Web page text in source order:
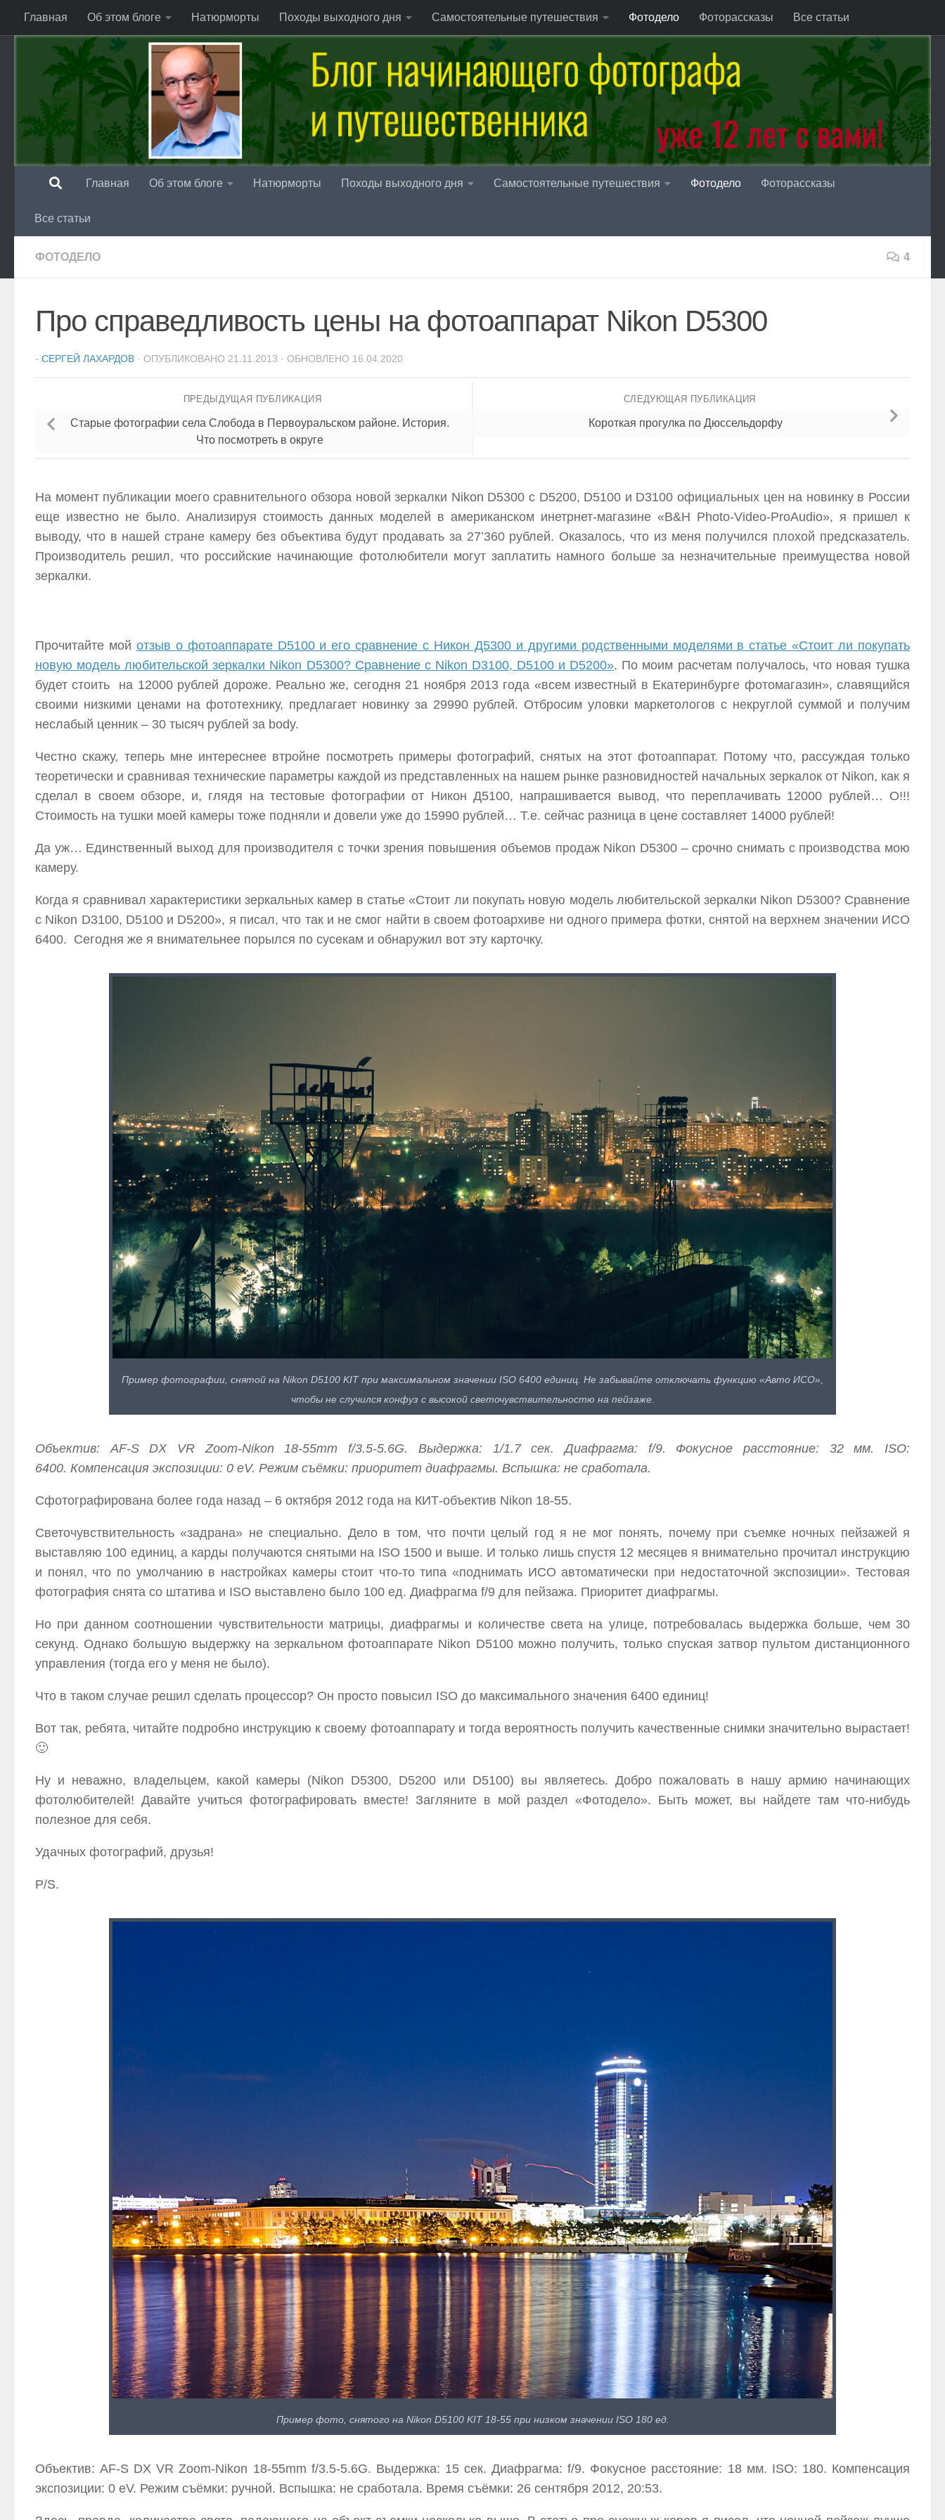
Перейти к содержимому
Главная Об этом блоге Натюрморты Походы выходного дня Самостоятельные путешествия Фотодело Фоторассказы Все статьи
Главная Об этом блоге Натюрморты Походы выходного дня Самостоятельные путешествия Фотодело Фоторассказы
Все статьи
ФОТОДЕЛО 4
Про справедливость цены на фотоаппарат Nikon D5300
- СЕРГЕЙ ЛАХАРДОВ · ОПУБЛИКОВАНО 21.11.2013 · ОБНОВЛЕНО 16.04.2020
СЛЕДУЮЩАЯ ПУБЛИКАЦИЯ
Короткая прогулка по Дюссельдорфу
ПРЕДЫДУЩАЯ ПУБЛИКАЦИЯ
Старые фотографии села Слобода в Первоуральском районе. История.
Что посмотреть в округе
На момент публикации моего сравнительного обзора новой зеркалки Nikon D5300 c D5200, D5100 и D3100 официальных цен на новинку в России
еще известно не было. Анализируя стоимость данных моделей в американском инетрнет-магазине «B&H Photo-Video-ProAudio», я пришел к
выводу, что в нашей стране камеру без объектива будут продавать за 27’360 рублей. Оказалось, что из меня получился плохой предсказатель.
Производитель решил, что российские начинающие фотолюбители могут заплатить намного больше за незначительные преимущества новой
зеркалки.
Прочитайте мой отзыв о фотоаппарате D5100 и его сравнение с Никон Д5300 и другими родственными моделями в статье «Стоит ли покупать
новую модель любительской зеркалки Nikon D5300? Сравнение с Nikon D3100, D5100 и D5200». По моим расчетам получалось, что новая тушка
будет стоить на 12000 рублей дороже. Реально же, сегодня 21 ноября 2013 года «всем известный в Екатеринбурге фотомагазин», славящийся
своими низкими ценами на фототехнику, предлагает новинку за 29990 рублей. Отбросим уловки маркетологов с некруглой суммой и получим
неслабый ценник – 30 тысяч рублей за body.
Честно скажу, теперь мне интереснее втройне посмотреть примеры фотографий, снятых на этот фотоаппарат. Потому что, рассуждая только
теоретически и сравнивая технические параметры каждой из представленных на нашем рынке разновидностей начальных зеркалок от Nikon, как я
сделал в своем обзоре, и, глядя на тестовые фотографии от Никон Д5100, напрашивается вывод, что переплачивать 12000 рублей… О!!!
Стоимость на тушки моей камеры тоже подняли и довели уже до 15990 рублей… Т.е. сейчас разница в цене составляет 14000 рублей!
Да уж… Единственный выход для производителя с точки зрения повышения объемов продаж Nikon D5300 – срочно снимать с производства мою
камеру.
Когда я сравнивал характеристики зеркальных камер в статье «Стоит ли покупать новую модель любительской зеркалки Nikon D5300? Сравнение
с Nikon D3100, D5100 и D5200», я писал, что так и не смог найти в своем фотоархиве ни одного примера фотки, снятой на верхнем значении ИСО
6400. Сегодня же я внимательнее порылся по сусекам и обнаружил вот эту карточку.
Пример фотографии, снятой на Nikon D5100 KIT при максимальном значении ISO 6400 единиц. Не забывайте отключать функцию «Авто ИСО»,
чтобы не случился конфуз с высокой светочувствительностю на пейзаже.
Объектив: AF-S DX VR Zoom-Nikon 18-55mm f/3.5-5.6G. Выдержка: 1/1.7 сек. Диафрагма: f/9. Фокусное расстояние: 32 мм. ISO:
6400. Компенсация экспозиции: 0 eV. Режим съёмки: приоритет диафрагмы. Вспышка: не сработала.
Сфотографирована более года назад – 6 октября 2012 года на КИТ-объектив Nikon 18-55.
Светочувствительность «задрана» не специально. Дело в том, что почти целый год я не мог понять, почему при съемке ночных пейзажей я
выставляю 100 единиц, а карды получаются снятыми на ISO 1500 и выше. И только лишь спустя 12 месяцев я внимательно прочитал инструкцию
и понял, что по умолчанию в настройках камеры стоит что-то типа «поднимать ИСО автоматически при недостаточной экспозиции». Тестовая
фотография снята со штатива и ISO выставлено было 100 ед. Диафрагма f/9 для пейзажа. Приоритет диафрагмы.
Но при данном соотношении чувствительности матрицы, диафрагмы и количестве света на улице, потребовалась выдержка больше, чем 30
секунд. Однако большую выдержку на зеркальном фотоаппарате Nikon D5100 можно получить, только спуская затвор пультом дистанционного
управления (тогда его у меня не было).
Что в таком случае решил сделать процессор? Он просто повысил ISO до максимального значения 6400 единиц!
Вот так, ребята, читайте подробно инструкцию к своему фотоаппарату и тогда вероятность получить качественные снимки значительно вырастает!
🙂
Ну и неважно, владельцем, какой камеры (Nikon D5300, D5200 или D5100) вы являетесь. Добро пожаловать в нашу армию начинающих
фотолюбителей! Давайте учиться фотографировать вместе! Загляните в мой раздел «Фотодело». Быть может, вы найдете там что-нибудь
полезное для себя.
Удачных фотографий, друзья!
P/S.
Пример фото, снятого на Nikon D5100 KIT 18-55 при низком значении ISO 180 ед.
Объектив: AF-S DX VR Zoom-Nikon 18-55mm f/3.5-5.6G. Выдержка: 15 сек. Диафрагма: f/9. Фокусное расстояние: 18 мм. ISO: 180. Компенсация
экспозиции: 0 eV. Режим съёмки: ручной. Вспышка: не сработала. Время съёмки: 26 сентября 2012, 20:53.